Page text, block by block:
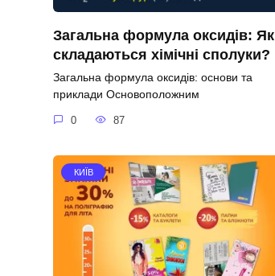
Загальна формула оксидів: Як
складаються хімічні сполуки?
Загальна формула оксидів: основи та
приклади Основоположним
0 87
КИЇВ